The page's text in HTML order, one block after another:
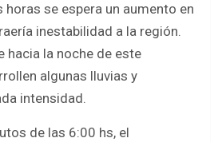
horas se espera un aumento en
inestabilidad a la región.
hacia la noche de este
algunas lluvias y
intensidad.
de las 6:00 hs, el